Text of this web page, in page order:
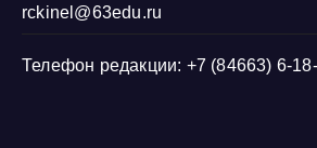
rckinel@63edu.ru
Телефон редакции: +7 (84663) 6-